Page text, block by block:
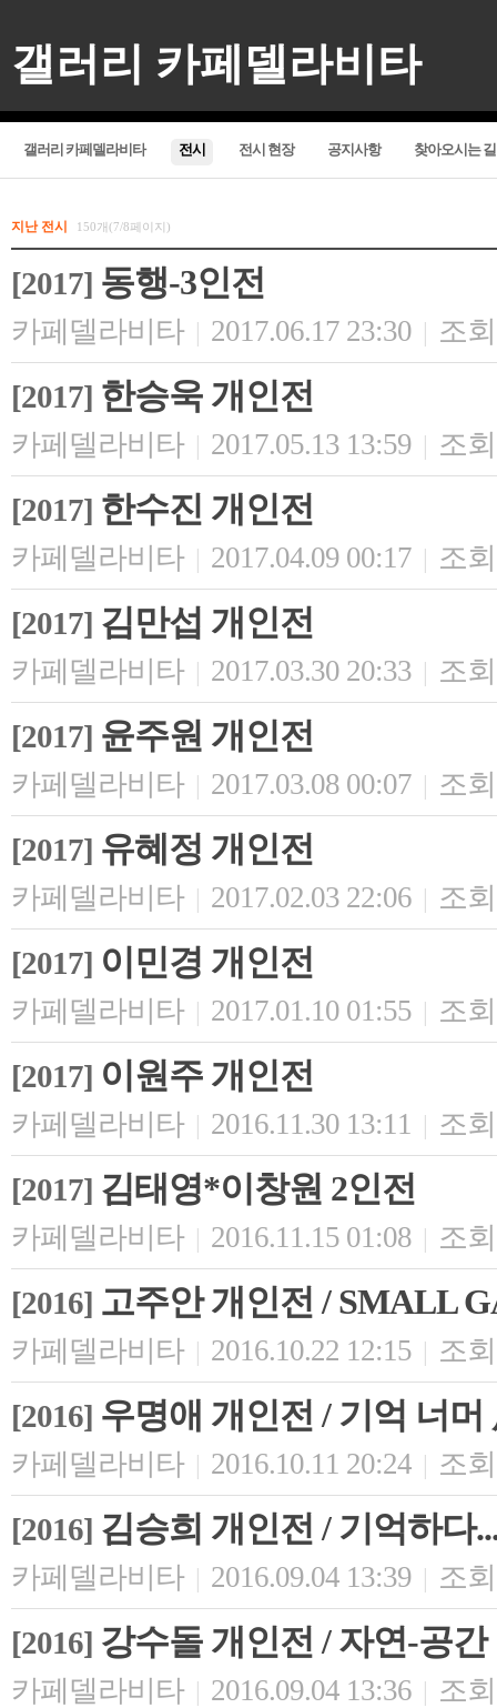
갤러리 카페델라비타
갤러리 카페델라비타 전시 전시 현장 공지사항 찾아오시는 길
지난 전시 150개(7/8페이지)
[2017] 동행-3인전
카페델라비타 | 2017.06.17 23:30 | 조
[2017] 한승욱 개인전
카페델라비타 | 2017.05.13 13:59 | 조
[2017] 한수진 개인전
카페델라비타 | 2017.04.09 00:17 | 조
[2017] 김만섭 개인전
카페델라비타 | 2017.03.30 20:33 | 조
[2017] 윤주원 개인전
카페델라비타 | 2017.03.08 00:07 | 조
[2017] 유혜정 개인전
카페델라비타 | 2017.02.03 22:06 | 조
[2017] 이민경 개인전
카페델라비타 | 2017.01.10 01:55 | 조
[2017] 이원주 개인전
카페델라비타 | 2016.11.30 13:11 | 조
[2017] 김태영*이창원 2인전
카페델라비타 | 2016.11.15 01:08 | 조
[2016] 고주안 개인전 / SMALL
카페델라비타 | 2016.10.22 12:15 | 조
[2016] 우명애 개인전 / 기억 너머
카페델라비타 | 2016.10.11 20:24 | 조
[2016] 김승희 개인전 / 기억하다
카페델라비타 | 2016.09.04 13:39 | 조
[2016] 강수돌 개인전 / 자연-공간
카페델라비타 | 2016.09.04 13:36 | 조